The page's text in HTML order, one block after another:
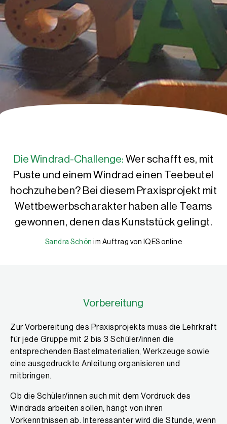
Die Windrad-Challenge: Wer schafft es, mit
Puste und einem Windrad einen Teebeutel
hochzuheben? Bei diesem Praxisprojekt mit
Wettbewerbscharakter haben alle Teams
gewonnen, denen das Kunststück gelingt.
Sandra SchönSandra Schön im Auftrag von IQES online
Vorbereitung
Zur Vorbereitung des Praxisprojekts muss die Lehrkraft
für jede Gruppe mit 2 bis 3 Schüler/innen die
entsprechenden Bastelmaterialien, Werkzeuge sowie
eine ausgedruckte Anleitung organisieren und
mitbringen.
Ob die Schüler/innen auch mit dem Vordruck des
Windrads arbeiten sollen, hängt von ihren
Vorkenntnissen ab. Interessanter wird die Stunde, wenn